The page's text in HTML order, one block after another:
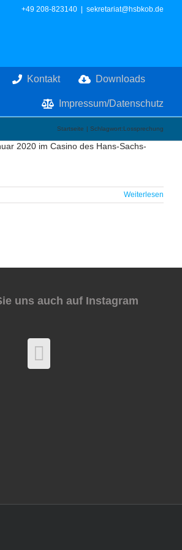
+49 208-823140 sekretariat@hsbkob.de
Kontakt Downloads
Impressum/Datenschutz
Startseite Schlagwort:Lossprechung
2020 im Casino des Hans-Sachs-
Weiterlesen
uns auch auf Instagram